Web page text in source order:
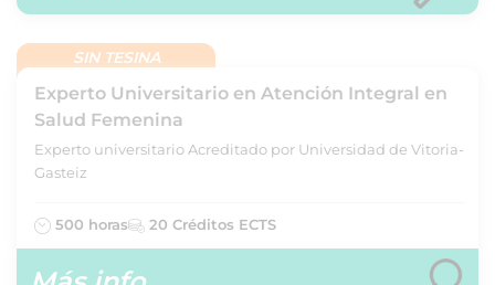
SIN TESINA
Experto Universitario en Atención Integral en
Salud Femenina
Experto universitario Acreditado por Universidad de Vitoria-
Gasteiz
500 horas 20 Créditos ECTS